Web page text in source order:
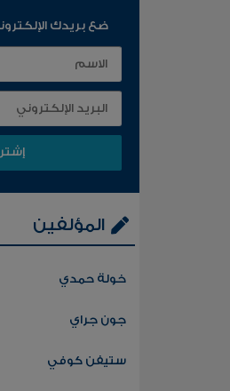
ضع بريدك
المؤلفين
خولة حمدي
جون جراي
ستيفن كوفي